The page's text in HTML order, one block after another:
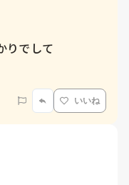
りでして
いいね